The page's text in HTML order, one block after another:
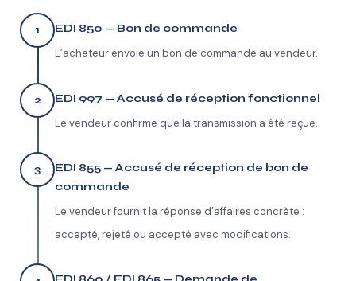
1
EDI 850 — Bon de commande
L’acheteur envoie un bon de commande au vendeur.
2
EDI 997 — Accusé de réception fonctionnel
Le vendeur confirme que la transmission a été reçue.
3
EDI 855 — Accusé de réception de bon de
commande
Le vendeur fournit la réponse d’affaires concrète :
accepté, rejeté ou accepté avec modifications.